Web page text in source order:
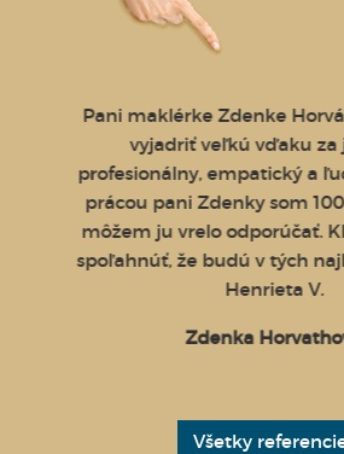
Pani maklérke Zdenke
vyjadriť veľkú vďaku za
profesionálny, empatický a
prácou pani Zdenky som
môžem ju vrelo odporúčať.
spoľahnúť, že budú v tých
Henrieta V.
Zdenka
Všetky